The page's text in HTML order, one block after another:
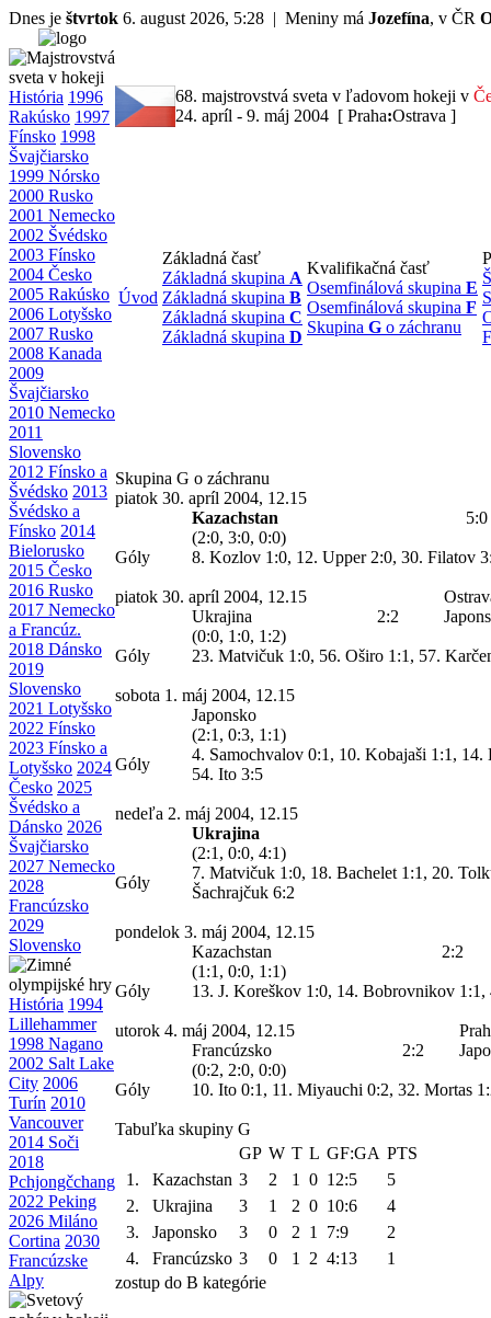
Dnes je štvrtok 6. august 2026, 5:28 | Meniny má Jozefína, v ČR
História 1996
Rakúsko 1997
Fínsko 1998
Švajčiarsko
1999 Nórsko
2000 Rusko
2001 Nemecko
2002 Švédsko
2003 Fínsko
2004 Česko
2005 Rakúsko
2006 Lotyšsko
2007 Rusko
2008 Kanada
2009
Švajčiarsko
2010 Nemecko
2011
Slovensko
2012 Fínsko a
Švédsko 2013
Švédsko a
Fínsko 2014
Bielorusko
2015 Česko
2016 Rusko
2017 Nemecko
a Francúz.
2018 Dánsko
2019
Slovensko
2021 Lotyšsko
2022 Fínsko
2023 Fínsko a
Lotyšsko 2024
Česko 2025
Švédsko a
Dánsko 2026
Švajčiarsko
2027 Nemecko
2028
Francúzsko
2029
Slovensko
História 1994
Lillehammer
1998 Nagano
2002 Salt Lake
City 2006
Turín 2010
Vancouver
2014 Soči
2018
Pchjongčchang
2022 Peking
2026 Miláno
Cortina 2030
Francúzske
Alpy
68. majstrovstvá sveta v ľadovom hokeji v
24. apríl - 9. máj 2004 [ Praha:Ostrava ]
Úvod
Základná časť
Základná skupina A
Základná skupina B
Základná skupina C
Základná skupina D
Kvalifikačná časť
Osemfinálová skupina E
Osemfinálová skupina F
Skupina G o záchranu
Skupina G o záchranu
piatok 30. apríl 2004, 12.15
Kazachstan
5:0
(2:0, 3:0, 0:0)
Góly
8. Kozlov 1:0, 12. Upper 2:0, 30. Filatov
piatok 30. apríl 2004, 12.15
Ukrajina
2:2
(0:0, 1:0, 1:2)
Góly
23. Matvičuk 1:0, 56. Oširo 1:1, 57.
sobota 1. máj 2004, 12.15
Japonsko
(2:1, 0:3, 1:1)
Góly
4. Samochvalov 0:1, 10. Kobajaši 1:1,
54. Ito 3:5
nedeľa 2. máj 2004, 12.15
Ukrajina
(2:1, 0:0, 4:1)
Góly
7. Matvičuk 1:0, 18. Bachelet 1:1, 20.
Šachrajčuk 6:2
pondelok 3. máj 2004, 12.15
Kazachstan
2:2
(1:1, 0:0, 1:1)
Góly
13. J. Koreškov 1:0, 14. Bobrovnikov
utorok 4. máj 2004, 12.15
Francúzsko
2:2
(0:2, 2:0, 0:0)
Góly
10. Ito 0:1, 11. Miyauchi 0:2, 32. Mortas
Tabuľka skupiny G
GP W T L GF:GA PTS
1.
Kazachstan 3 2 1 0 12:5
5
2.
Ukrajina 3 1 2 0 10:6
4
3.
Japonsko 3 0 2 1 7:9
2
4.
Francúzsko 3 0 1 2 4:13
1
zostup do B kategórie